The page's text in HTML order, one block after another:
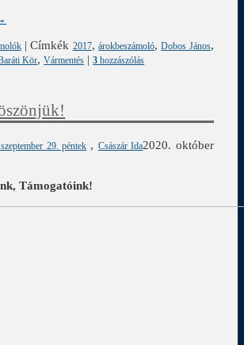
|Címkék 2017,árokbeszámoló,Dobos János,
Kör,Vármentés |3 hozzászólás
29. péntek , Császár Ida2020. október
Támogatóink!